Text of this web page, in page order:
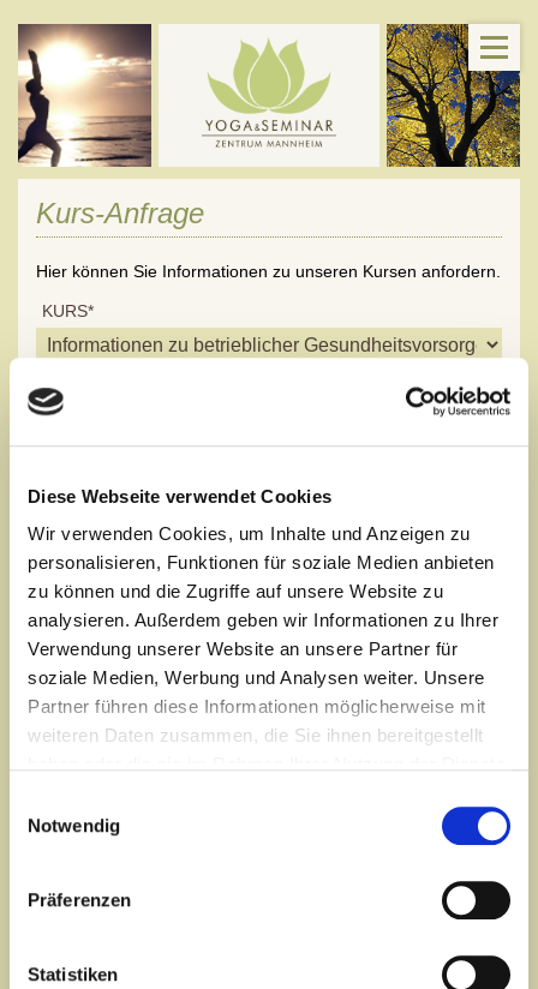
Diese Webseite verwendet Cookies
Wir verwenden Cookies, um Inhalte und Anzeigen zu
personalisieren, Funktionen für soziale Medien anbieten
zu können und die Zugriffe auf unsere Website zu
analysieren. Außerdem geben wir Informationen zu Ihrer
Verwendung unserer Website an unsere Partner für
soziale Medien, Werbung und Analysen weiter. Unsere
Partner führen diese Informationen möglicherweise mit
weiteren Daten zusammen, die Sie ihnen bereitgestellt
Notwendig
Präferenzen
Statistiken
Kurs-Anfrage
Hier können Sie Informationen zu unseren Kursen anfordern.
KURS*
ANREDE*
VORNAME*
NACHNAME*
FIRMA